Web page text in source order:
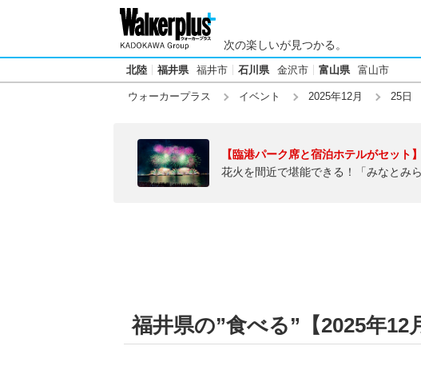
次の楽しいが見つかる。
北陸 福井県 福井市 石川県 金沢市 富山県 富山市
ウォーカープラス イベント 2025年12月 25日
【臨港パーク席と宿泊ホテルがセット】
花火を間近で堪能できる！「みなとみ
福井県の”食べる”【2025年12